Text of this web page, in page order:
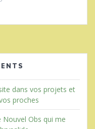
dans vos projets et
proches
Nouvel Obs qui me